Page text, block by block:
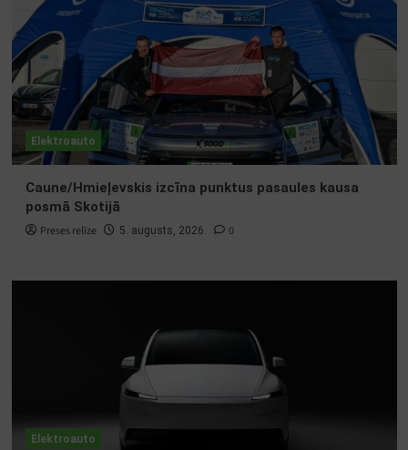
Elektroauto
Caune/Hmieļevskis izcīna punktus pasaules kausa
posmā Skotijā
Preses relīze 5. augusts, 2026. 0
Elektroauto